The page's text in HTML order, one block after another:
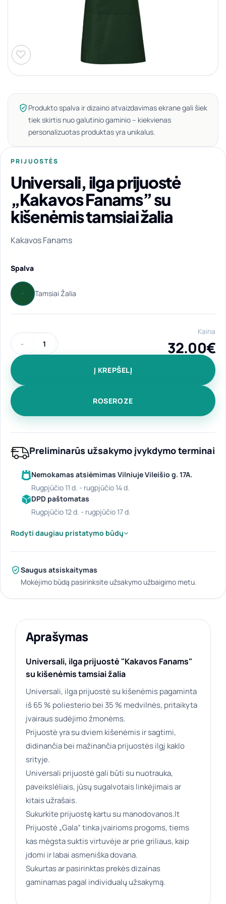
Produkto spalva ir dizaino atvaizdavimas ekrane gali šiek
tiek skirtis nuo galutinio gaminio – kiekvienas
personalizuotas produktas yra unikalus.
PRIJUOSTĖS
Universali, ilga prijuostė
„Kakavos Fanams” su
kišenėmis tamsiai žalia
Kakavos Fanams
Spalva
produkto kiekis: Universali, ilga prijuostė "Kakavos Fanams"
Kaina
32.00€
Į KREPŠELĮ
ROSEROZE
Preliminarūs užsakymo įvykdymo terminai
Nemokamas atsiėmimas Vilniuje Vileišio g. 17A.
rugpjūčio 11 d. - rugpjūčio 14 d.
DPD paštomatas
rugpjūčio 12 d. - rugpjūčio 17 d.
Rodyti daugiau pristatymo būdų
Saugus atsiskaitymas
Mokėjimo būdą pasirinksite užsakymo užbaigimo metu.
Aprašymas
Universali, ilga prijuostė "Kakavos Fanams"
su kišenėmis tamsiai žalia
Universali, ilga prijuostė su kišenėmis pagaminta
iš 65 % poliesterio bei 35 % medvilnės, pritaikyta
įvairaus sudėjimo žmonėms.
Prijuostė yra su dviem kišenėmis ir sagtimi,
didinančia bei mažinančia prijuostės ilgį kaklo
srityje.
Universali prijuostė gali būti su nuotrauka,
paveikslėliais, jūsų sugalvotais linkėjimais ar
kitais užrašais.
Sukurkite prijuostę kartu su manodovanos.lt
Prijuostė „Gala” tinka įvairioms progoms, tiems
kas mėgsta suktis virtuvėje ar prie griliaus, kaip
įdomi ir labai asmeniška dovana.
Sukurtas ar pasirinktas prekės dizainas
gaminamas pagal individualų užsakymą.